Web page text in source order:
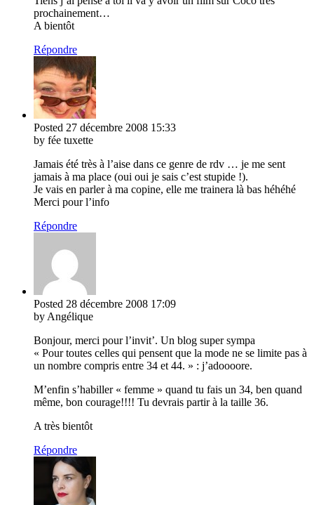
prochainement…
A bientôt
Répondre
Posted 27 décembre 2008 15:33
by fée tuxette
Jamais été très à l’aise dans ce genre de rdv … je me sent
jamais à ma place (oui oui je sais c’est stupide !).
Je vais en parler à ma copine, elle me trainera là bas héhéhé
Merci pour l’info
Répondre
Posted 28 décembre 2008 17:09
by Angélique
Bonjour, merci pour l’invit’. Un blog super sympa
« Pour toutes celles qui pensent que la mode ne se limite pas à
un nombre compris entre 34 et 44. » : j’adoooore.
M’enfin s’habiller « femme » quand tu fais un 34, ben quand
même, bon courage!!!! Tu devrais partir à la taille 36.
A très bientôt
Répondre